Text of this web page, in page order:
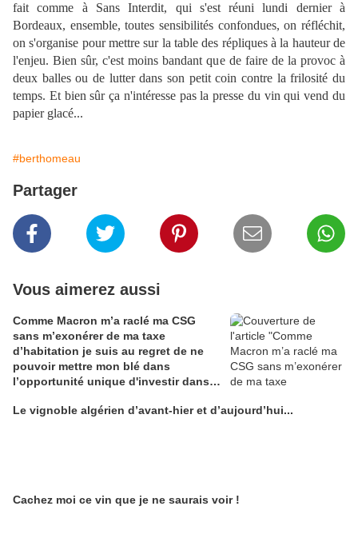
fait comme à Sans Interdit, qui s'est réuni lundi dernier à
Bordeaux, ensemble, toutes sensibilités confondues, on réfléchit,
on s'organise pour mettre sur la table des répliques à la hauteur de
l'enjeu. Bien sûr, c'est moins bandant que de faire de la provoc à
deux balles ou de lutter dans son petit coin contre la frilosité du
temps. Et bien sûr ça n'intéresse pas la presse du vin qui vend du
papier glacé...
#berthomeau
Partager
Vous aimerez aussi
Comme Macron m’a raclé ma CSG
sans m’exonérer de ma taxe
d’habitation je suis au regret de ne
pouvoir mettre mon blé dans
l’opportunité unique d'investir dans
Alain Edouard
Le vignoble algérien d’avant-hier et d’aujourd’hui...
Cachez moi ce vin que je ne saurais voir !